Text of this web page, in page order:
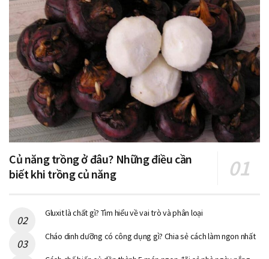
Củ năng trồng ở đâu? Những điều cần
biết khi trồng củ năng
Gluxit là chất gì? Tìm hiểu về vai trò và phân loại
Cháo dinh dưỡng có công dụng gì? Chia sẻ cách làm ngon nhất